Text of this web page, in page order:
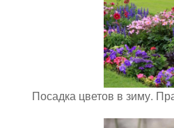
Посадка цветов в зиму.